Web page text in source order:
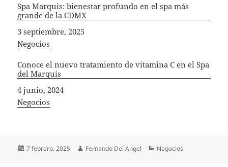
Spa Marquis: bienestar profundo en el spa más
grande de la CDMX
Fecha
3 septiembre, 2025
In relation to
Negocios
Conoce el nuevo tratamiento de vitamina C en el Spa
del Marquis
Fecha
4 junio, 2024
In relation to
Negocios
Publicado
7 febrero, 2025 Autor
Fernando Del Angel Categorías
Negocios